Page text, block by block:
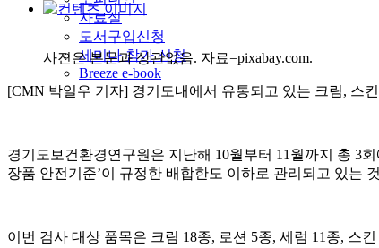
자료실
도서구입신청
세미나 참가 신청
Breeze e-book
사진은 본문과 상관없음. 자료=pixabay.com.
[CMN 박일우 기자] 경기도내에서 유통되고 있는 크림, 스
경기도보건환경연구원은 지난해 10월부터 11월까지 총 3
장품 안전기준’이 규정한 배합한도 이하로 관리되고 있는
이번 검사 대상 품목은 크림 18종, 로션 5종, 세럼 11종,